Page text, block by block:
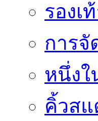
รองเ
การจั
หนึ่งใ
คิ้วส